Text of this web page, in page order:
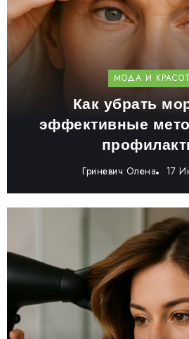
МОДА И
Как убрать
эффективные
Гриневич Олена 17